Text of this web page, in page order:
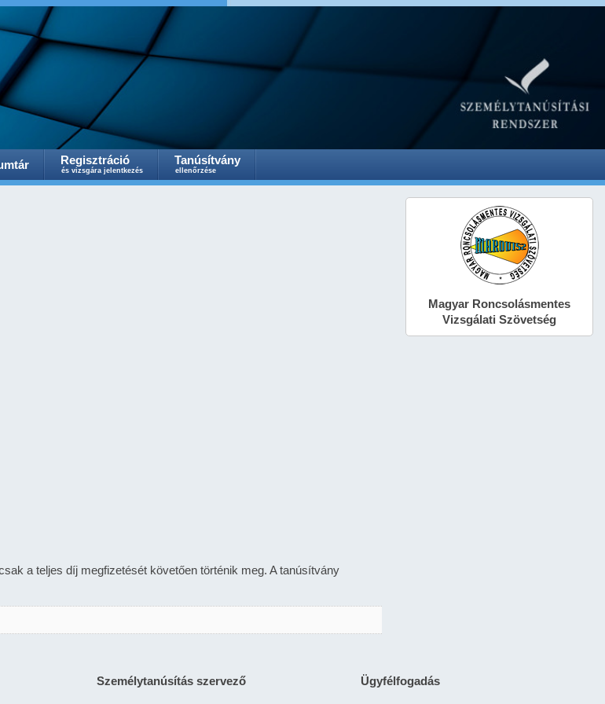
Regisztráció
és vizsgára jelentkezés
Tanúsítvány
ellenőrzése
a teljes díj megfizetését követően történik meg. A tanúsítvány
Magyar Roncsolásmentes
Vizsgálati Szövetség
Személytanúsítás szervező Ügyfélfogadás